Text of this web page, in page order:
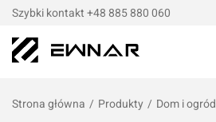
Szybki kontakt +48 885 880 060
Strona główna / Produkty / Dom i ogród